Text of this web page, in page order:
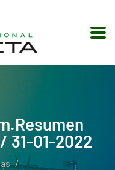
31-01-2022